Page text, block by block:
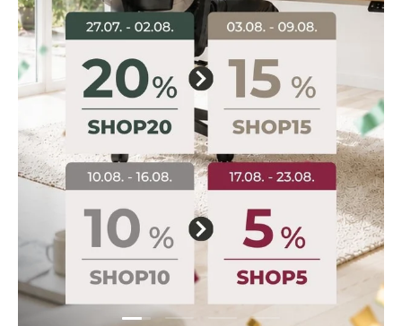
Folie laden 1 von 4
Folie laden 2 von 4
Folie laden 3 von 4
Folie laden 4 von 4